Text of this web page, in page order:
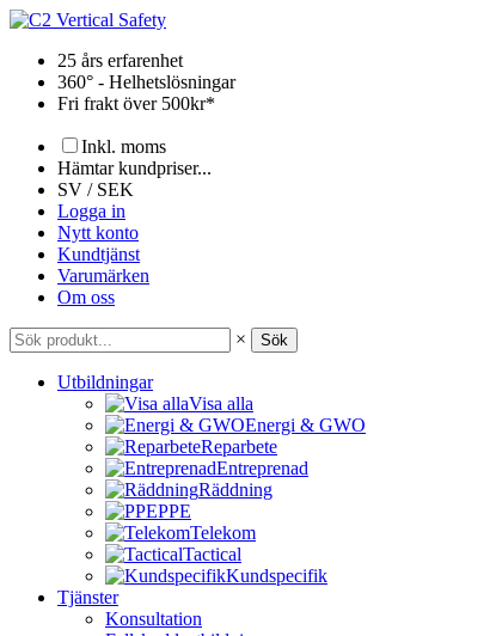
Hoppa
innehåll25 års erfarenhet
360° - Helhetslösningar
Fri frakt över 500kr*
Inkl. moms
Hämtar kundpriser...
SV / SEK
Logga in
Nytt konto
Kundtjänst
Varumärken
Om oss
× Sök
Utbildningar
Visa alla
Energi & GWO
Reparbete
Entreprenad
Räddning
PPE
Telekom
Tactical
Kundspecifik
Tjänster
Konsultation